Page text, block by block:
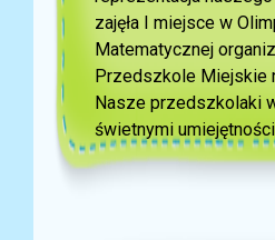
zajęła I miejsce w
Matematycznej
Przedszkole Miejskie
Nasze przedszkolaki
świetnymi